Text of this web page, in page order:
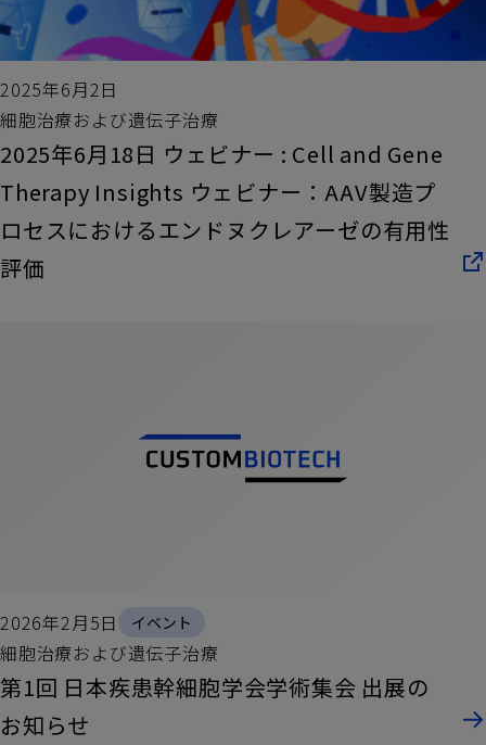
2025年6月18日 ウェビナー : Cell and Gene
Therapy Insights ウェビナー：AAV製造プ
ロセスにおけるエンドヌクレアーゼの有用性
評価
2025年6月2日
細胞治療および遺伝子治療
第1回 日本疾患幹細胞学会学術集会 出展の
お知らせ
2026年2月5日 イベント
細胞治療および遺伝子治療